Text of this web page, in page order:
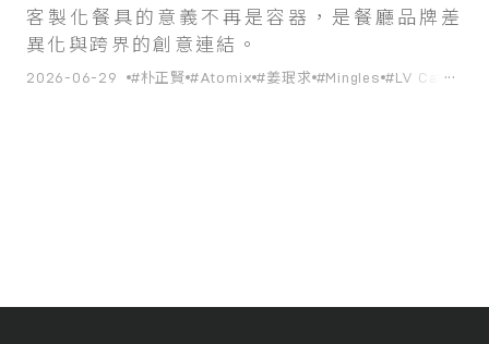
客製化餐具的意義不再是容器，是餐廳品牌差
異化與跨界的創意連結。
2026-06-29 #朴正賢 #Atomix #姜珉求 #Mingles #LV Café...